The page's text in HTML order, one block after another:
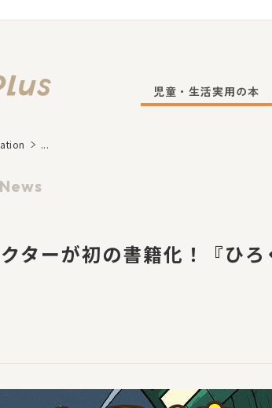
児童・生活実用の本
...
News
ターが初の書籍化！『ひろ